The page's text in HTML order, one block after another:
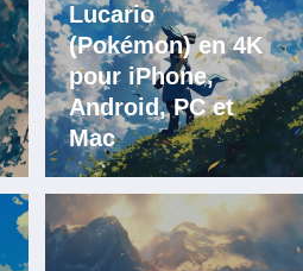
Lucario
(Pokémon) en 4K
pour iPhone,
Android, PC et
Mac